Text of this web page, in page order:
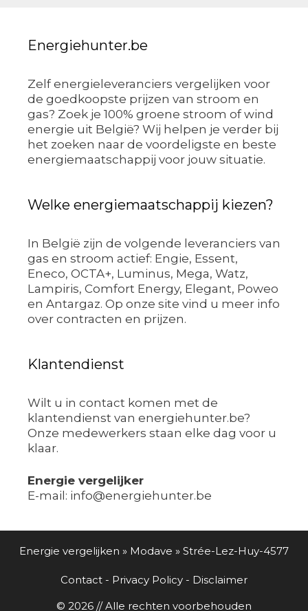
Energiehunter.be
Zelf energieleveranciers vergelijken voor
de goedkoopste prijzen van stroom en
gas? Zoek je 100% groene stroom of wind
energie uit België? Wij helpen je verder bij
het zoeken naar de voordeligste en beste
energiemaatschappij voor jouw situatie.
Welke energiemaatschappij kiezen?
In België zijn de volgende leveranciers van
gas en stroom actief: Engie, Essent,
Eneco, OCTA+, Luminus, Mega, Watz,
Lampiris, Comfort Energy, Elegant, Poweo
en Antargaz. Op onze site vind u meer info
over contracten en prijzen.
Klantendienst
Wilt u in contact komen met de
klantendienst van energiehunter.be?
Onze medewerkers staan elke dag voor u
klaar.
Energie vergelijker
E-mail: info@energiehunter.be
Energie vergelijken » Modave » Strée-Lez-Huy-4577
Contact - Privacy Policy - Disclaimer
© 2026 // Alle rechten voorbehouden